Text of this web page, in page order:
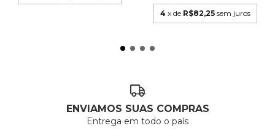
4 x de R$82,25 sem juros
ENVIAMOS SUAS COMPRAS
Entrega em todo o país